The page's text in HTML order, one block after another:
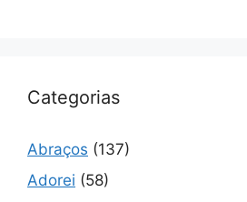
Categorias
Abraços (137)
Adorei (58)